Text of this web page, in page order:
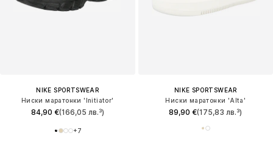
NIKE SPORTSWEAR
Ниски маратонки 'Initiator'
84,90 €(166,05 лв.³)
+7
NIKE SPORTSWEAR
Ниски маратонки 'Alta'
89,90 €(175,83 лв.³)